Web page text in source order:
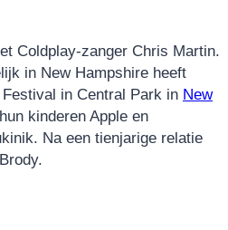
Coldplay-zanger Chris Martin.
in New Hampshire heeft
in Central Park in New
kinderen Apple en
Na een tienjarige relatie